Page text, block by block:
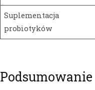
Suplementacja
probiotyków
Podsumowanie